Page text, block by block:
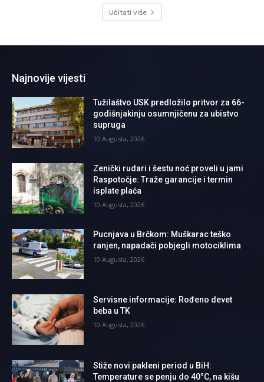
Učitati više
Najnovije vijesti
Tužilaštvo USK predložilo pritvor za 66-
godišnjakinju osumnjičenu za ubistvo
supruga
10 Augusta, 2026
Zenički rudari i šestu noć proveli u jami
Raspotočje: Traže garancije i termin
isplate plaća
10 Augusta, 2026
Pucnjava u Brčkom: Muškarac teško
ranjen, napadači pobjegli motociklima
10 Augusta, 2026
Servisne informacije: Rođeno devet
beba u TK
10 Augusta, 2026
Stiže novi pakleni period u BiH:
Temperature se penju do 40°C, na kišu